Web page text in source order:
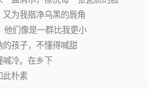
又为我揩净乌黑的唇角
他们像是一群比我更小
的孩子，不懂得喊甜
喊冷。在乡下